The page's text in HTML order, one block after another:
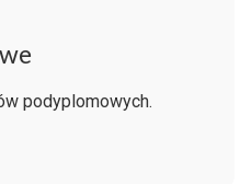
podyplomowych.